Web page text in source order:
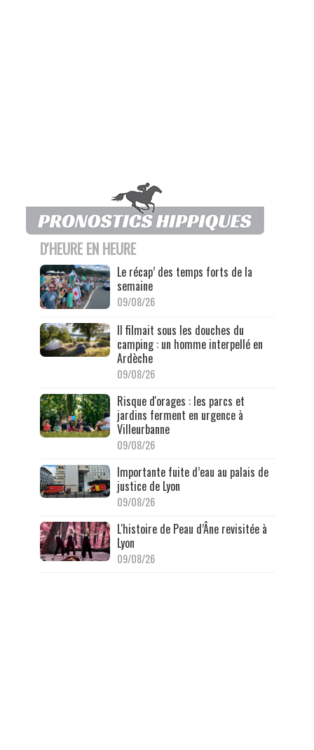
D'HEURE EN HEURE
Le récap’ des temps forts de la
semaine
09/08/26
Il filmait sous les douches du
camping : un homme interpellé en
Ardèche
09/08/26
Risque d'orages : les parcs et
jardins ferment en urgence à
Villeurbanne
09/08/26
Importante fuite d’eau au palais de
justice de Lyon
09/08/26
L'histoire de Peau d’Âne revisitée à
Lyon
09/08/26